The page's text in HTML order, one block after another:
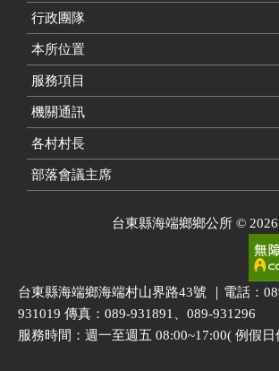
行政團隊
本所位置
服務項目
機關通訊
各村村長
部落會議主席
台東縣海端鄉鄉公所 © 2026
台東縣海端鄉海端村山界路43號 ｜電話：
931019 傳真：089-931891、089-931296
服務時間：週一至週五 08:00~17:00( 例假日